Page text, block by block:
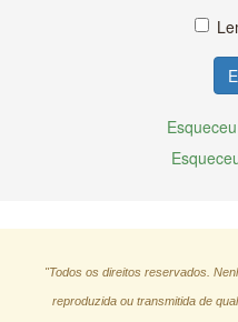
"Todos os direitos reservados.
reproduzida ou transmitida de